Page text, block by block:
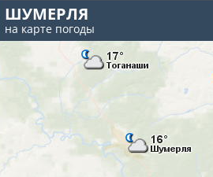
ШУМЕРЛЯ
на карте погоды